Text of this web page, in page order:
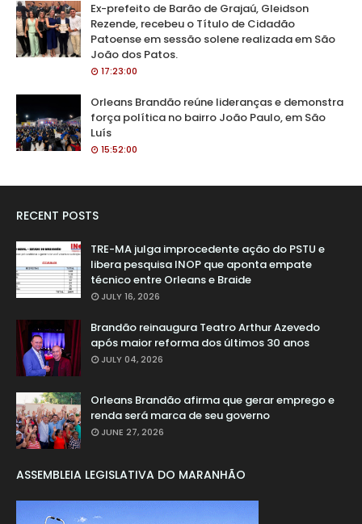
Ex-prefeito de Barão de Grajaú, Gleidson
Rezende, recebeu o Título de Cidadão
Patoense em sessão solene realizada em São
João dos Patos.
17:23:00
Orleans Brandão reúne lideranças e demonstra
força política no bairro João Paulo, em São
Luís
15:52:00
RECENT POSTS
TRE-MA julga improcedente ação do PSTU e
libera pesquisa INOP que aponta empate
técnico entre Orleans e Braide
JULY 16, 2026
Brandão reinaugura Teatro Arthur Azevedo
após maior reforma dos últimos 30 anos
JULY 04, 2026
Orleans Brandão afirma que gerar emprego e
renda será marca de seu governo
JUNE 27, 2026
ASSEMBLEIA LEGISLATIVA DO MARANHÃO